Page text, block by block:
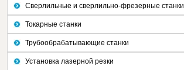
Сверлильные и сверлильно-фрезерные станки
Токарные станки
Трубообрабатывающие станки
Установка лазерной резки